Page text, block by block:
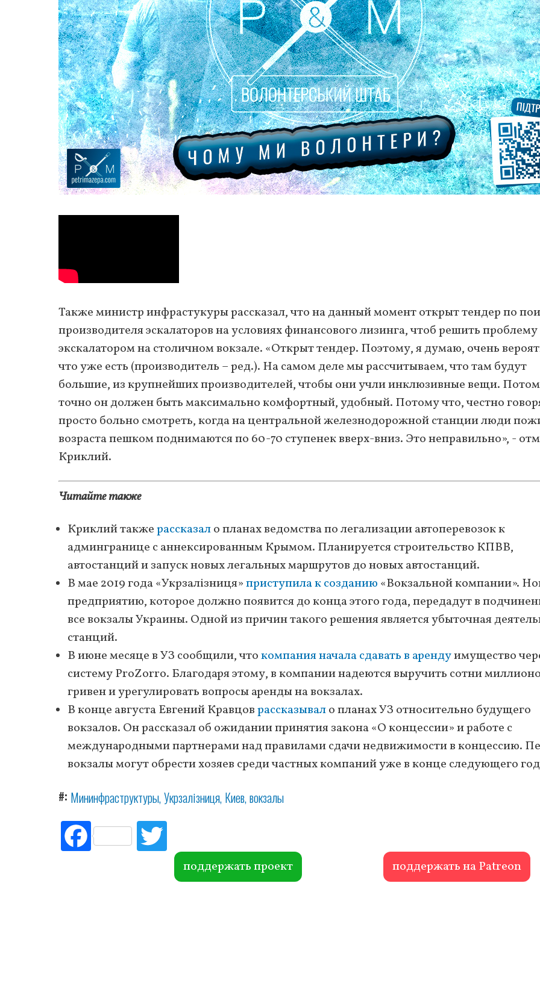
Также министр инфрастукуры рассказал, что на данный момент открыт тендер по
производителя эскалаторов на условиях финансового лизинга, чтоб решить проблему
экскалатором на столичном вокзале. «Открыт тендер. Поэтому, я думаю, очень
что уже есть (производитель – ред.). На самом деле мы рассчитываем, что там будут
большие, из крупнейших производителей, чтобы они учли инклюзивные вещи.
точно он должен быть максимально комфортный, удобный. Потому что, честно
просто больно смотреть, когда на центральной железнодорожной станции люди
возраста пешком поднимаются по 60-70 ступенек вверх-вниз. Это неправильно», -
Криклий.
Читайте также
Криклий такжерассказало планах ведомства по легализации автоперевозок к
админгранице с аннексированным Крымом. Планируется строительство КПВВ,
автостанций и запуск новых легальных маршрутов до новых автостанций.
В мае 2019 года «Укрзалізниця»приступила к созданию «Вокзальной компании».
предприятию, которое должно появится до конца этого года, передадут в
все вокзалы Украины. Одной из причин такого решения является убыточная
станций.
В июне месяце в УЗ сообщили, чтокомпания начала сдавать в арендуимущество
систему ProZorro. Благодаря этому, в компании надеются выручить сотни
гривен и урегулировать вопросы аренды на вокзалах.
В конце августа Евгений Кравцоврассказывало планах УЗ относительно будущего
вокзалов. Он рассказал об ожидании принятия закона «О концессии» и работе с
международными партнерами над правилами сдачи недвижимости в концессию.
вокзалы могут обрести хозяев среди частных компаний уже в конце следующего
# Мининфраструктуры Укрзалізниця Киев вокзалы
Fac
ebo itte
r поддержать проект поддержать на Patreon